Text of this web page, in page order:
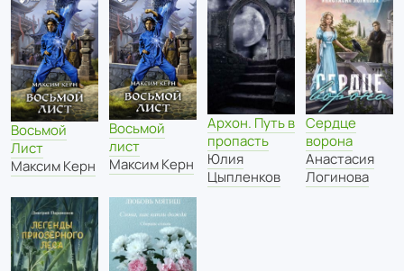
Восьмой
Лист
Максим Керн
Восьмой
лист
Максим Керн
Архон. Путь в
пропасть
Юлия
Цыпленков
Сердце
ворона
Анастасия
Логинова